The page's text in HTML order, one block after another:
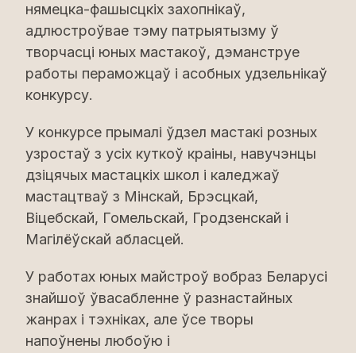
нямецка-фашысцкіх захопнікаў,
адлюстроўвае тэму патрыятызму ў
творчасці юных мастакоў, дэманструе
работы пераможцаў і асобных удзельнікаў
конкурсу.
У конкурсе прымалі ўдзел мастакі розных
узростаў з усіх куткоў краіны, навучэнцы
дзіцячых мастацкіх школ і каледжаў
мастацтваў з Мінскай, Брэсцкай,
Віцебскай, Гомельскай, Гродзенскай і
Магілёўскай абласцей.
У работах юных майстроў вобраз Беларусі
знайшоў ўвасабленне ў разнастайных
жанрах і тэхніках, але ўсе творы
напоўнены любоўю і